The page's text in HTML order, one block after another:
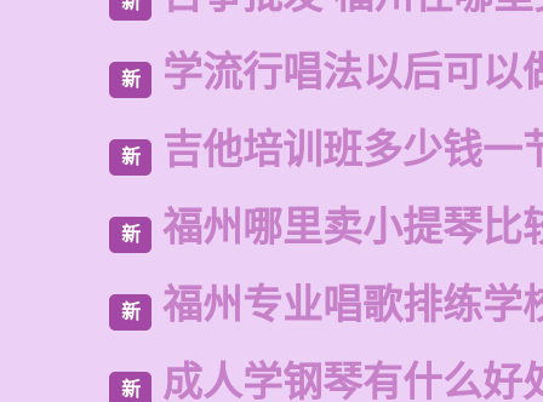
新 学流行唱法以后可以
新 吉他培训班多少钱一
新 福州哪里卖小提琴比
新 福州专业唱歌排练学
新 成人学钢琴有什么好